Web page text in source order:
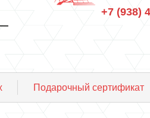
+7 (938)
Подарочный сертификат